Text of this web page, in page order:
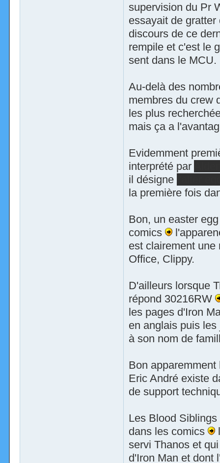
supervision du Pr
essayait de
discours de ce
rempile et c'est le
sent dans le MCU.
Au-delà des
membres du crew
les plus
mais ça a
Evidemment
interprété par
il désigne
la première fois
Bon, un easter
comics
est clairement
Office, Clippy.
D'ailleurs lorsque
répond 30216RW
les pages d'Iron
en anglais puis
à son nom de
Bon
Eric André existe
de support
Les Blood
dans les comics
servi Thanos et
d'Iron Man et dont